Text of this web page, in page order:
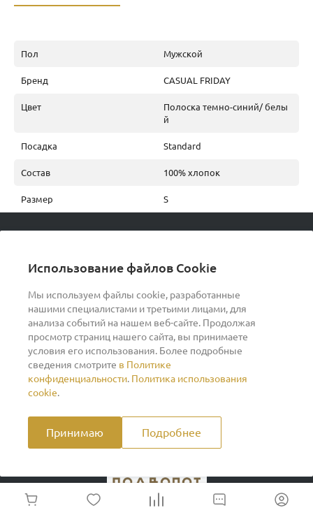
Использование файлов Cookie
Мы используем файлы cookie, разработанные
нашими специалистами и третьими лицами, для
анализа событий на нашем веб-сайте. Продолжая
просмотр страниц нашего сайта, вы принимаете
условия его использования. Более подробные
сведения смотрите в Политике
конфиденциальности. Политика использования
cookie.
Принимаю Подробнее
Пол Мужской
Бренд CASUAL FRIDAY
Цвет
Полоска темно-синий/ белы
й
Посадка Standard
Состав 100% хлопок
Размер S
О компании
Помощь
Индивидуальный предприниматель Ильин Дмитрий
370260278346